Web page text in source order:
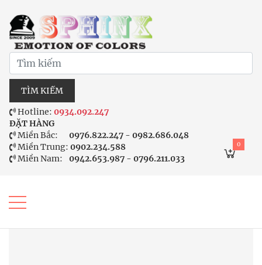
TÌM KIẾM
Hotline: 0934.092.247
ĐẶT HÀNG
Miền Bắc:
0976.822.247 - 0982.686.048
Miền Trung: 0902.234.588
Miền Nam:
0942.653.987 - 0796.211.033
0